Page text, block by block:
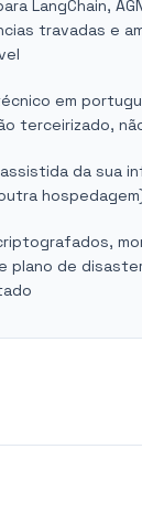
LangChain,
travadas e
em
terceirizado,
da sua
plano de